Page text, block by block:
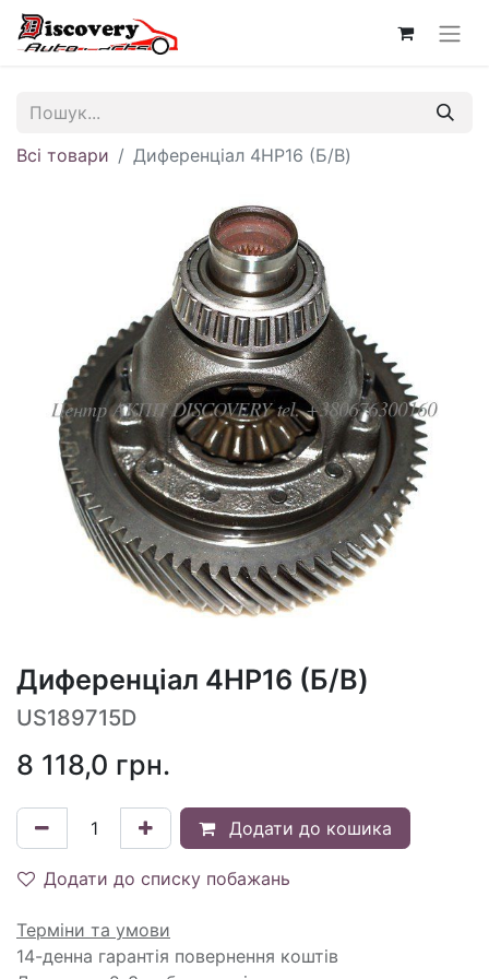
Всі товари Диференціал 4HP16 (Б/В)
Диференціал 4HP16 (Б/В)
US189715D
8 118,0 грн.
Додати до кошика
Додати до списку побажань
Терміни та умови
14-денна гарантія повернення коштів